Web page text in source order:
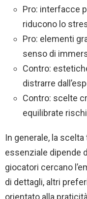
Pro: interfacce
riducono lo
Pro: elementi
senso di
Contro:
distrarre
Contro: scelte
equilibrate
In generale, la
essenziale dipende
giocatori cercano
di dettagli, altri
orientato alla